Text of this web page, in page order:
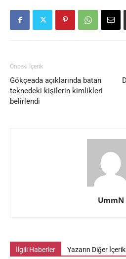
Önceki İçerik
Gökçeada açıklarında batan
teknedeki kişilerin kimlikleri
belirlendi
UmmN
İlgili Haberler Yazarın Diğer